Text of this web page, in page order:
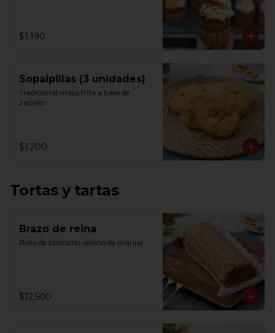
$1.190
Sopaipillas (3 unidades)
Tradicional masa frita a base de
zapallo
$1.200
Tortas y tartas
Brazo de reina
Rollo de bizcocho relleno de manjar
$12.500